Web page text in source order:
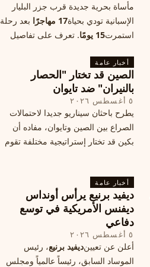
مأساة بحرية جديدة قرب جزر البليار
الإسبانية تودي بحياة17 مهاجرًا
بعد رحلة
استمرت15 يومًا
. تعرف على تفاصيل
أخبار عامة
الصين قد تختار "الحصار
بالنيران" ضد تايوان
٥ أغسطس ٢٠٢٦
يطرح باحثان سيناريو جديدا لاحتمالات
الصراع بين الصين وتايوان، مفاده أن
بكين قد تختار إستراتيجية مختلفة تقوم
"الحصار بالنيران
أخبار عامة
ديفيد برنيع يرأس أونداس
ديفنس الأمريكية في توسع
دفاعي
٥ أغسطس ٢٠٢٦
أعلن عن تعيينديفيد برنيع، رئيس
الموساد السابق، رئيساً عالمياً ومجلس